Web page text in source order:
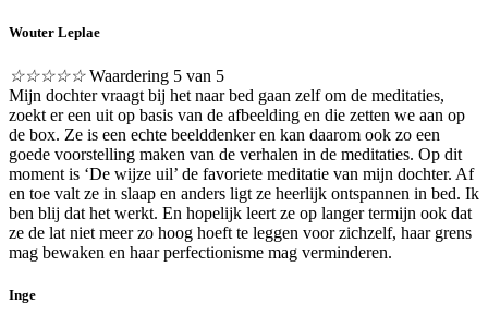
Wouter Leplae
☆☆☆☆☆ Waardering 5 van 5
Mijn dochter vraagt bij het naar bed gaan zelf om de meditaties,
zoekt er een uit op basis van de afbeelding en die zetten we aan op
de box. Ze is een echte beelddenker en kan daarom ook zo een
goede voorstelling maken van de verhalen in de meditaties. Op dit
moment is ‘De wijze uil’ de favoriete meditatie van mijn dochter. Af
en toe valt ze in slaap en anders ligt ze heerlijk ontspannen in bed. Ik
ben blij dat het werkt. En hopelijk leert ze op langer termijn ook dat
ze de lat niet meer zo hoog hoeft te leggen voor zichzelf, haar grens
mag bewaken en haar perfectionisme mag verminderen.
Inge